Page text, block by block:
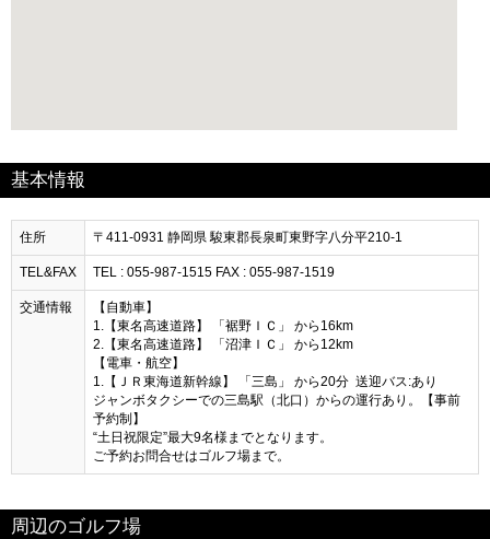
基本情報
住所 〒411-0931 静岡県 駿東郡長泉町東野字八分平210-1
TEL&FAX TEL : 055-987-1515 FAX : 055-987-1519
交通情報
【自動車】
1.【東名高速道路】 「裾野ＩＣ」 から16km
2.【東名高速道路】 「沼津ＩＣ」 から12km
【電車・航空】
1.【ＪＲ東海道新幹線】 「三島」 から20分 送迎バス:あり
ジャンボタクシーでの三島駅（北口）からの運行あり。【事前
予約制】
“土日祝限定”最大9名様までとなります。
ご予約お問合せはゴルフ場まで。
周辺のゴルフ場